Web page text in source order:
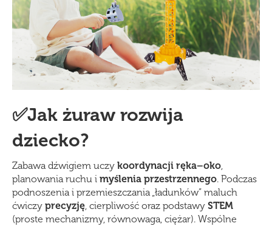
✅Jak żuraw rozwija
dziecko?
Zabawa dźwigiem uczy koordynacji ręka–oko,
planowania ruchu i myślenia przestrzennego. Podczas
podnoszenia i przemieszczania „ładunków” maluch
ćwiczy precyzję, cierpliwość oraz podstawy STEM
(proste mechanizmy, równowaga, ciężar). Wspólne